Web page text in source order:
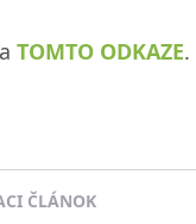
TOMTO ODKAZE.
ČLÁNOK